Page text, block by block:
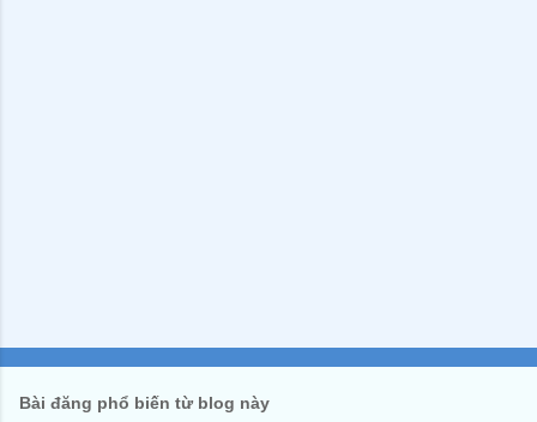
Bài đăng phổ biến từ blog này